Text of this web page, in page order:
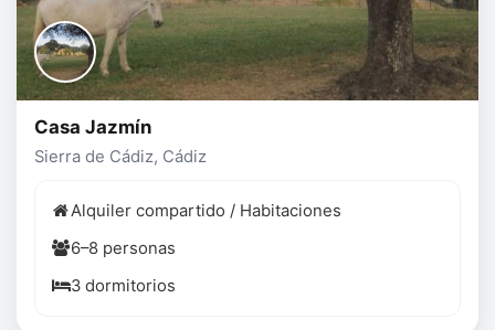
Casa Jazmín
Sierra de Cádiz, Cádiz
Alquiler compartido / Habitaciones
6–8 personas
3 dormitorios